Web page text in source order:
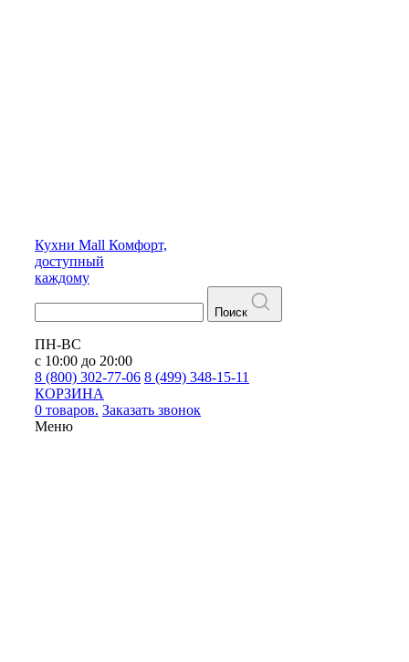
Кухни Mall Комфорт,
доступный
каждому
Поиск
ПН-ВС
с 10:00 до 20:00
8 (800) 302-77-06 8 (499) 348-15-11
КОРЗИНА
0 товаров. Заказать звонок
Меню